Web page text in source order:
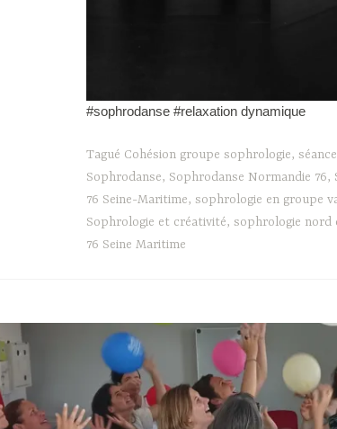
#sophrodanse #relaxation dynamique
Tagué Cohésion groupe sophrologie,
Sophrodanse, Sophrodanse Normandie 76,
76 Seine-Maritime, sophrologie en groupe
Sophrologie et créativité, sophrologie nord
76 Seine Maritime